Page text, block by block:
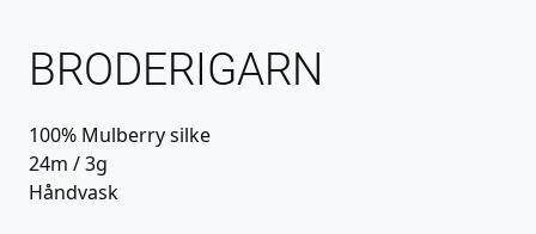
BRODERIGARN
100% Mulberry silke
24m / 3g
Håndvask